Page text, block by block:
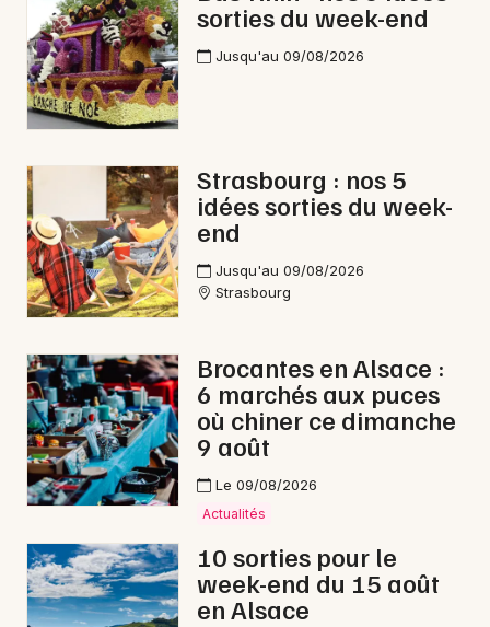
sorties du week-end
Jusqu'au 09/08/2026
Strasbourg : nos 5
idées sorties du week-
end
Jusqu'au 09/08/2026
Strasbourg
Brocantes en Alsace :
6 marchés aux puces
où chiner ce dimanche
9 août
Le 09/08/2026
Actualités
10 sorties pour le
week-end du 15 août
en Alsace